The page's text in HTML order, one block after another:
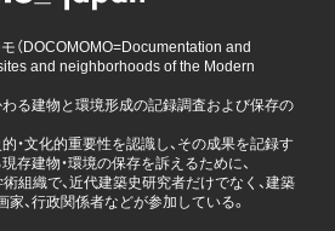
（DOCOMOMO=Documentation and
and neighborhoods of the Modern
わる建物と環境形成の記録調査および保存の
・文化的重要性を認識し、その成果を記録す
存建物・環境の保存を訴えるために、
組織で、近代建築史研究者だけでなく、建築
家、行政関係者などが参加している。